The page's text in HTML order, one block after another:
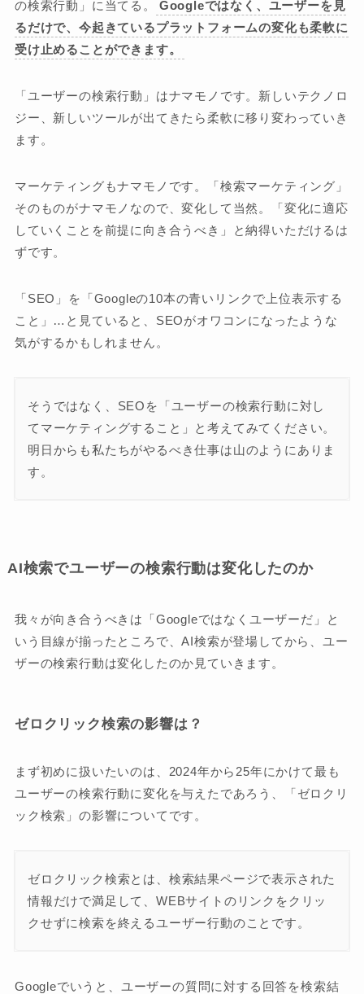
の検索行動」に当てる。
Googleではなく、ユーザーを見
るだけで、今起きているプラットフォームの変化も柔軟に
受け止めることができます。
「ユーザーの検索行動」はナマモノです。新しいテクノロ
ジー、新しいツールが出てきたら柔軟に移り変わっていき
ます。
マーケティングもナマモノです。「検索マーケティング」
そのものがナマモノなので、変化して当然。「変化に適応
していくことを前提に向き合うべき」と納得いただけるは
ずです。
「SEO」を「Googleの10本の青いリンクで上位表示する
こと」…と見ていると、SEOがオワコンになったような
気がするかもしれません。
そうではなく、SEOを「ユーザーの検索行動に対し
てマーケティングすること」と考えてみてください。
明日からも私たちがやるべき仕事は山のようにありま
す。
AI検索でユーザーの検索行動は変化したのか
我々が向き合うべきは「Googleではなくユーザーだ」と
いう目線が揃ったところで、AI検索が登場してから、ユー
ザーの検索行動は変化したのか見ていきます。
ゼロクリック検索の影響は？
まず初めに扱いたいのは、2024年から25年にかけて最も
ユーザーの検索行動に変化を与えたであろう、「ゼロクリ
ック検索」の影響についてです。
ゼロクリック検索とは、検索結果ページで表示された
情報だけで満足して、WEBサイトのリンクをクリッ
クせずに検索を終えるユーザー行動のことです。
Googleでいうと、ユーザーの質問に対する回答を検索結